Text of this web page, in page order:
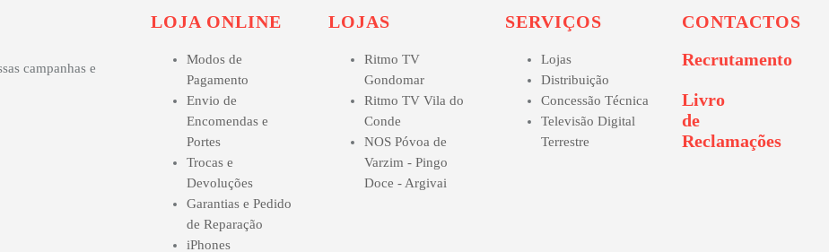
campanhas e
LOJA ONLINE
Modos de
Pagamento
Envio de
Encomendas e
Portes
Trocas e
Devoluções
Garantias e Pedido
de Reparação
iPhones
LOJAS
Ritmo TV
Gondomar
Ritmo TV Vila do
Conde
NOS Póvoa de
Varzim - Pingo
Doce - Argivai
SERVIÇOS
Lojas
Distribuição
Concessão Técnica
Televisão Digital
Terrestre
CONTACTOS
Recrutamento
Livro
de
Reclamações